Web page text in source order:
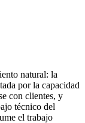
natural: la
por la capacidad
con clientes, y
técnico del
el trabajo